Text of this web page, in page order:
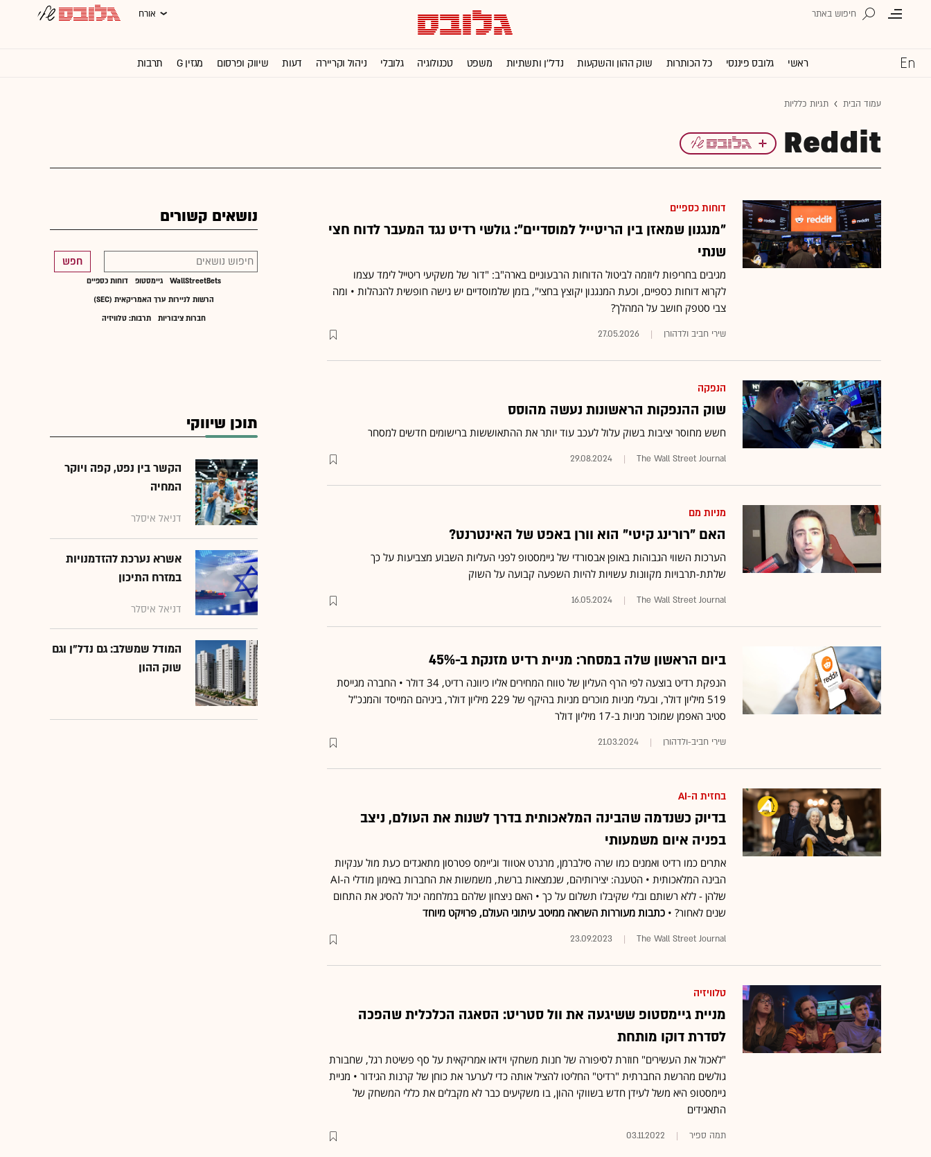
אורח
ראשי גלובס פיננסי כל הכותרות שוק ההון והשקעות נדל''ן ותשתיות משפט טכנולוגיה גלובלי ניהול וקריירה דעות שיווק ופרסום מגזין G תרבות
עמוד הבית תגיות כלליות
Reddit
דוחות כספיים
"מנגנון שמאזן בין הריטייל למוסדיים": גולשי רדיט נגד המעבר לדוח חצי
שנתי
מגיבים בחריפות ליוזמה לביטול הדוחות הרבעוניים בארה"ב: "דור של משקיעי ריטייל לימד עצמו
לקרוא דוחות כספיים, וכעת המנגנון יקוצץ בחצי", בזמן שלמוסדיים יש גישה חופשית להנהלות • ומה
צבי סטפק חושב על המהלך?
שירי חביב ולדהורן 27.05.2026
הנפקה
שוק ההנפקות הראשונות נעשה מהוסס
חשש מחוסר יציבות בשוק עלול לעכב עוד יותר את ההתאוששות ברישומים חדשים למסחר
The Wall Street Journal
29.08.2024
מניות מם
האם "רורינג קיטי" הוא וורן באפט של האינטרנט?
הערכות השווי הגבוהות באופן אבסורדי של גיימסטופ לפני העליות השבוע מצביעות על כך
שלתת-תרבויות מקוונות עשויות להיות השפעה קבועה על השוק
The Wall Street Journal
16.05.2024
ביום הראשון שלה במסחר: מניית רדיט מזנקת ב-45%
הנפקת רדיט בוצעה לפי הרף העליון של טווח המחירים אליו כיוונה רדיט, 34 דולר • החברה מגייסת
519 מיליון דולר, ובעלי מניות מוכרים מניות בהיקף של 229 מיליון דולר, ביניהם המייסד והמנכ"ל
סטיב האפמן שמוכר מניות ב-17 מיליון דולר
שירי חביב-ולדהורן 21.03.2024
בחזית ה-AI
בדיוק כשנדמה שהבינה המלאכותית בדרך לשנות את העולם, ניצב
בפניה איום משמעותי
אתרים כמו רדיט ואמנים כמו שרה סילברמן, מרגרט אטווד וג'יימס פטרסון מתאגדים כעת מול ענקיות
הבינה המלאכותית • הטענה: יצירותיהם, שנמצאות ברשת, משמשות את החברות באימון מודלי ה-AI
שלהן - ללא רשותם ובלי שקיבלו תשלום על כך • האם ניצחון שלהם במלחמה יכול להסיג את התחום
שנים לאחור? • כתבות מעוררות השראה ממיטב עיתוני העולם, פרויקט מיוחד
The Wall Street Journal
23.09.2023
טלוויזיה
מניית גיימסטופ ששיגעה את וול סטריט: הסאגה הכלכלית שהפכה
לסדרת דוקו מותחת
"לאכול את העשירים" חוזרת לסיפורה של חנות משחקי וידאו אמריקאית על סף פשיטת רגל, שחבורת
גולשים מהרשת החברתית "רדיט" החליטו להציל אותה כדי לערער את כוחן של קרנות הגידור • מניית
גיימסטופ היא משל לעידן חדש בשווקי ההון, בו משקיעים כבר לא מקבלים את כללי המשחק של
התאגידים
תמה ספיר 03.11.2022
נושאים קשורים
חפש
WallStreetBets גיימסטופ
דוחות כספיים
הרשות לניירות ערך האמריקאית (SEC)
חברות ציבוריות
תרבות: טלוויזיה
תוכן שיווקי
הקשר בין נפט, קפה ויוקר
המחיה
דניאל איסלר
אשרא נערכת להזדמנויות
במזרח התיכון
דניאל איסלר
המודל שמשלב: גם נדל"ן וגם
שוק ההון